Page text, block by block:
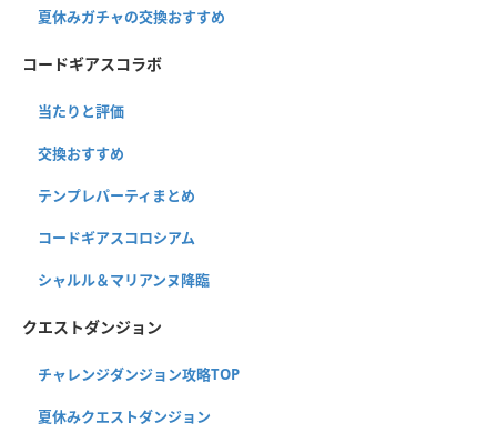
夏休みガチャの交換おすすめ
コードギアスコラボ
当たりと評価
交換おすすめ
テンプレパーティまとめ
コードギアスコロシアム
シャルル＆マリアンヌ降臨
クエストダンジョン
チャレンジダンジョン攻略TOP
夏休みクエストダンジョン